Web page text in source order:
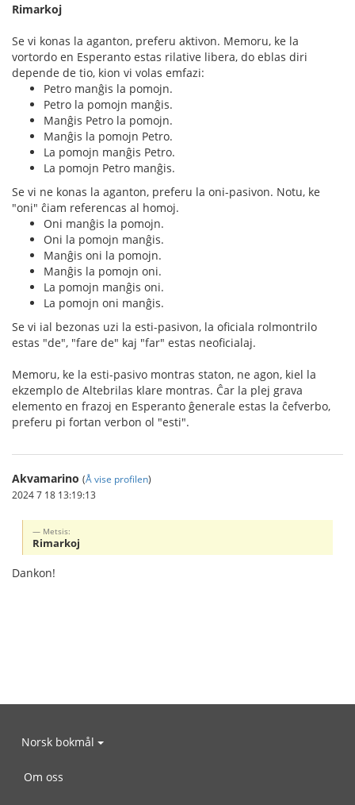
Rimarkoj
Se vi konas la aganton, preferu aktivon. Memoru, ke la
vortordo en Esperanto estas rilative libera, do eblas diri
depende de tio, kion vi volas emfazi:
Petro manĝis la pomojn.
Petro la pomojn manĝis.
Manĝis Petro la pomojn.
Manĝis la pomojn Petro.
La pomojn manĝis Petro.
La pomojn Petro manĝis.
Se vi ne konas la aganton, preferu la oni-pasivon. Notu, ke
"oni" ĉiam referencas al homoj.
Oni manĝis la pomojn.
Oni la pomojn manĝis.
Manĝis oni la pomojn.
Manĝis la pomojn oni.
La pomojn manĝis oni.
La pomojn oni manĝis.
Se vi ial bezonas uzi la esti-pasivon, la oficiala rolmontrilo
estas "de", "fare de" kaj "far" estas neoficialaj.
Memoru, ke la esti-pasivo montras staton, ne agon, kiel la
ekzemplo de Altebrilas klare montras. Ĉar la plej grava
elemento en frazoj en Esperanto ĝenerale estas la ĉefverbo,
preferu pi fortan verbon ol "esti".
Akvamarino (Å vise profilen)
2024 7 18 13:19:13
Metsis:
Rimarkoj
Dankon!
Norsk bokmål
Om oss